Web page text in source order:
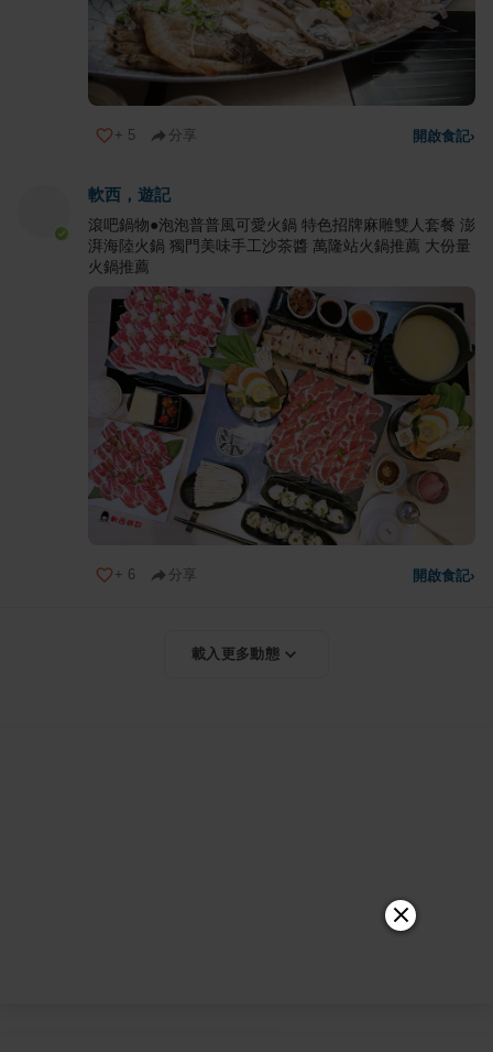
+ 5 分享 開啟食記›
軟西，遊記
滾吧鍋物●泡泡普普風可愛火鍋 特色招牌麻雕雙人套餐 澎
湃海陸火鍋 獨門美味手工沙茶醬 萬隆站火鍋推薦 大份量
火鍋推薦
+ 6 分享 開啟食記›
載入更多動態